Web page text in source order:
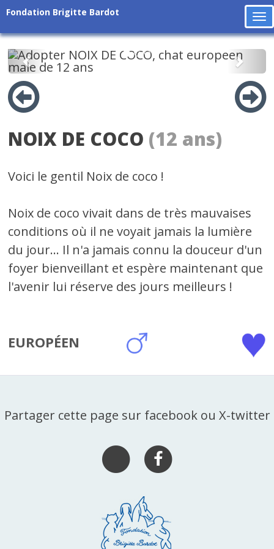
Fondation Brigitte Bardot
Précédent
NOIX DE COCO (12 ans)
Voici le gentil Noix de coco !
Noix de coco vivait dans de très mauvaises
conditions où il ne voyait jamais la lumière
du jour... Il n'a jamais connu la douceur d'un
foyer bienveillant et espère maintenant que
l'avenir lui réserve des jours meilleurs !
EUROPÉEN
Partager cette page sur facebook ou X-twitter